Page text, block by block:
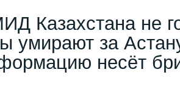
Казахстана не
умирают за
несёт